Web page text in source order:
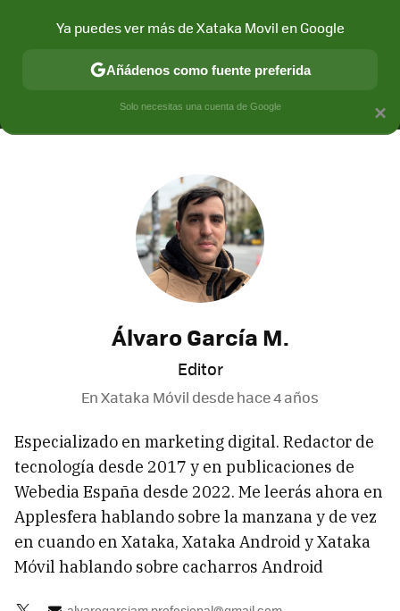
MÓVIL Y SOCIEDAD APLICACIONES
Álvaro García M.
Editor
En Xataka Móvil desdehace 4 años
Especializado en marketing digital. Redactor de
tecnología desde 2017 y en publicaciones de
Webedia España desde 2022. Me leerás ahora en
Applesfera hablando sobre la manzana y de vez
en cuando en Xataka, Xataka Android y Xataka
Móvil hablando sobre cacharros Android
×
Ya puedes ver más de Xataka Movil en Google
Añádenos como fuente preferida
Solo necesitas una cuenta de Google